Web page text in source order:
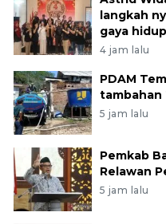
langkah
gaya
4 jam lalu
PDAM
tambahan
5 jam lalu
Pemkab
Relawan
5 jam lalu